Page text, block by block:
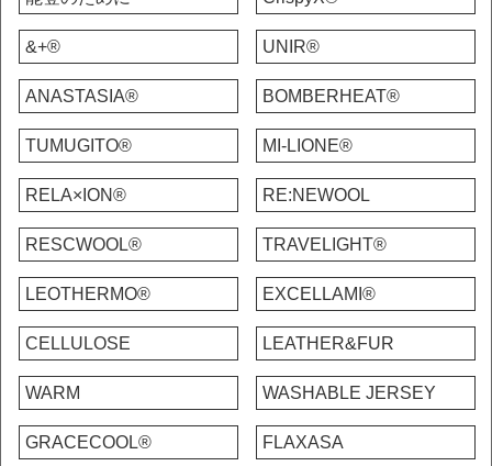
&+® UNIR®
ANASTASIA® BOMBERHEAT®
TUMUGITO® MI-LIONE®
RELA×ION® RE:NEWOOL
RESCWOOL® TRAVELIGHT®
LEOTHERMO® EXCELLAMI®
CELLULOSE LEATHER&FUR
WARM WASHABLE JERSEY
GRACECOOL® FLAXASA